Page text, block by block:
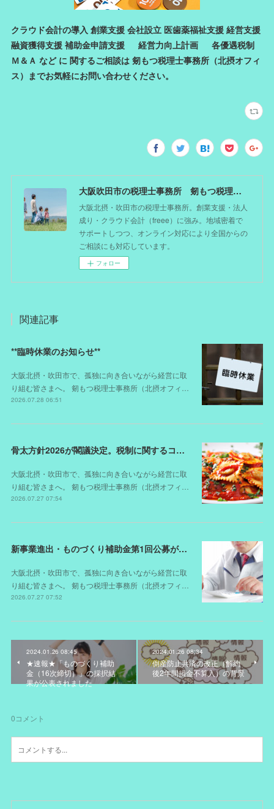
クラウド会計の導入 創業支援 会社設立 医歯薬福祉支援 経営支援
融資獲得支援 補助金申請支援 経営力向上計画 各優遇税制
Ｍ＆Ａ など に 関するご相談は 剱もつ税理士事務所（北摂オフィ
ス）までお気軽にお問い合わせください。
大阪吹田市の税理士事務所 剱もつ税理士（北摂オフィス）―かつてdoctorを目指した税理士が企業のホームドクターとしてあなたの事業をサポート。税理士が直接担当する『かかりつけ税理士』
大阪北摂・吹田市の税理士事務所。創業支援・法人
成り・クラウド会計（freee）に強み。地域密着で
サポートしつつ、オンライン対応により全国からの
ご相談にも対応しています。
フォロー
関連記事
**臨時休業のお知らせ**
大阪北摂・吹田市で、孤独に向き合いながら経営に取
り組む皆さまへ。 剱もつ税理士事務所（北摂オフィ…
2026.07.28 06:51
骨太方針2026が閣議決定。税制に関するコメントは？
大阪北摂・吹田市で、孤独に向き合いながら経営に取
り組む皆さまへ。 剱もつ税理士事務所（北摂オフィ…
2026.07.27 07:54
新事業進出・ものづくり補助金第1回公募が開始されました（スケジュールが変更されました）
大阪北摂・吹田市で、孤独に向き合いながら経営に取
り組む皆さまへ。 剱もつ税理士事務所（北摂オフィ…
2026.07.27 07:52
2024.01.26 08:45
★速報★「ものづくり補助
金（16次締切）」の採択結
果が公表されました
2024.01.26 08:34
倒産防止共済の改正（解約
後2年間損金不算入）の背景
0コメント